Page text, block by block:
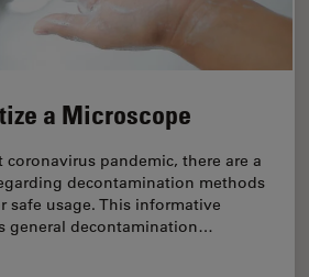
a Microscope
coronavirus pandemic, there are a
decontamination methods
safe usage. This informative
general decontamination…